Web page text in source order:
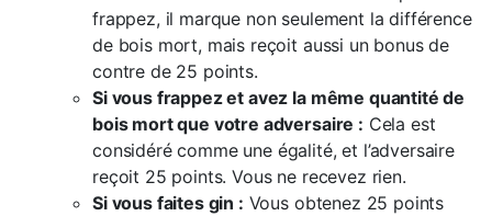
frappez, il marque non seulement la différence
de bois mort, mais reçoit aussi un bonus de
contre de 25 points.
Si vous frappez et avez la même quantité de
bois mort que votre adversaire : Cela est
considéré comme une égalité, et l’adversaire
reçoit 25 points. Vous ne recevez rien.
Si vous faites gin : Vous obtenez 25 points